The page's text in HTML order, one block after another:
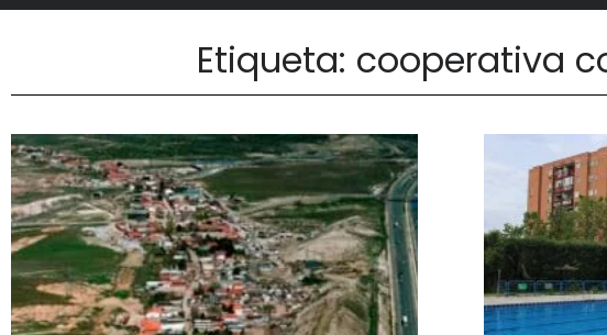
Etiqueta: cooperativa